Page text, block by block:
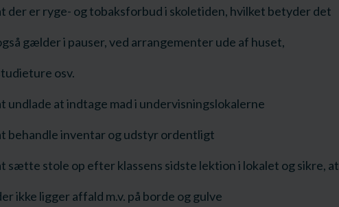
der er ryge- og tobaksforbud i skoletiden, hvilket betyder det
gælder i pauser, ved arrangementer ude af huset,
osv.
undlade at indtage mad i undervisningslokalerne
behandle inventar og udstyr ordentligt
sætte stole op efter klassens sidste lektion i lokalet og sikre, at
ikke ligger affald m.v. på borde og gulve